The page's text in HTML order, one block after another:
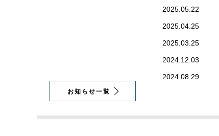
お知らせ一覧
2025.05.22
2025.04.25
2025.03.25
2024.12.03
2024.08.29